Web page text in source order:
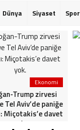
Dünya Siyaset Spor
Ekonomi
Trump zirvesi
Tel Aviv’de paniğe
Miçotakis’e davet
yok.